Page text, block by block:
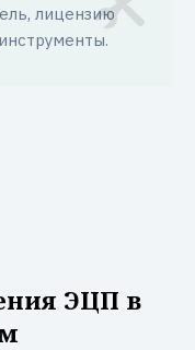
лицензию
ЭЦП в